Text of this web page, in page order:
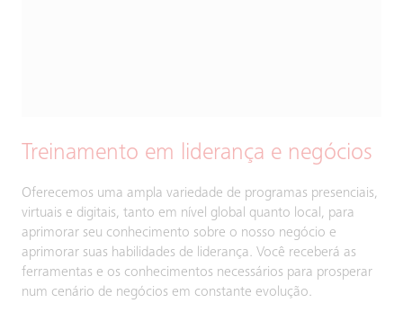
Treinamento em liderança e negócios
Oferecemos uma ampla variedade de programas presenciais,
virtuais e digitais, tanto em nível global quanto local, para
aprimorar seu conhecimento sobre o nosso negócio e
aprimorar suas habilidades de liderança. Você receberá as
ferramentas e os conhecimentos necessários para prosperar
num cenário de negócios em constante evolução.